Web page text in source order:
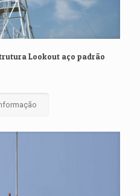
Lookout aço padrão